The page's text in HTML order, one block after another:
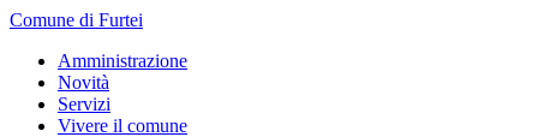
Comune di Furtei
Amministrazione
Novità
Servizi
Vivere il comune